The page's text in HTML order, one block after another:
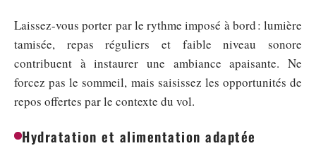
Laissez-vous porter par le rythme imposé à bord : lumière
tamisée, repas réguliers et faible niveau sonore
contribuent à instaurer une ambiance apaisante. Ne
forcez pas le sommeil, mais saisissez les opportunités de
repos offertes par le contexte du vol.
Hydratation et alimentation adaptée